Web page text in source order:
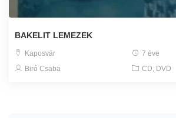
BAKELIT LEMEZEK
Kaposvár
7 éve
Biró Csaba
CD, DVD